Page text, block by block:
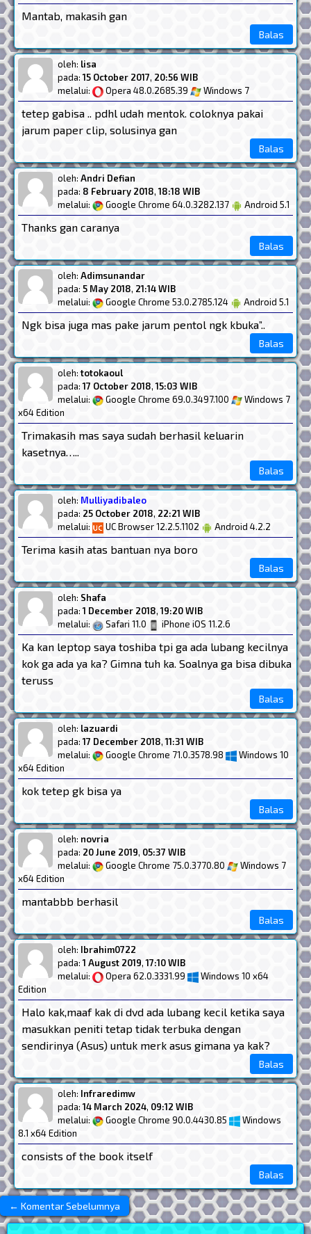
Mantab, makasih gan
Balas
oleh: lisa
pada:15 October 2017, 20:56 WIB
melalui:
Opera 48.0.2685.39 Windows 7
tetep gabisa .. pdhl udah mentok. coloknya pakai
jarum paper clip, solusinya gan
Balas
oleh: Andri Defian
pada: 8 February 2018,18:18 WIB
melalui:
Google Chrome 64.0.3282.137 Android 5.1
Thanks gan caranya
Balas
oleh: Adimsunandar
pada: 5 May 2018, 21:14 WIB
melalui:
Google Chrome 53.0.2785.124 Android 5.1
Ngk bisa juga mas pake jarum pentol ngk kbuka”..
Balas
oleh:totokaoul
pada:17 October 2018,15:03 WIB
melalui:
Google Chrome 69.0.3497.100
Windows 7
x64 Edition
Trimakasih mas saya sudah berhasil keluarin
kasetnya…..
Balas
oleh: Mulliyadibaleo
pada: 25 October 2018, 22:21 WIB
melalui:
UC Browser 12.2.5.1102 Android 4.2.2
Terima kasih atas bantuan nya boro
Balas
oleh: Shafa
pada:1 December 2018,19:20 WIB
melalui:
Safari 11.0 iPhone iOS 11.2.6
Ka kan leptop saya toshiba tpi ga ada lubang kecilnya
kok ga ada ya ka? Gimna tuh ka. Soalnya ga bisa dibuka
teruss
Balas
oleh: lazuardi
pada:17 December 2018,11:31 WIB
melalui:
Google Chrome 71.0.3578.98
Windows 10
x64 Edition
kok tetep gk bisa ya
Balas
oleh: novria
pada: 20 June 2019, 05:37 WIB
melalui:
Google Chrome 75.0.3770.80
Windows 7
x64 Edition
mantabbb berhasil
Balas
oleh: Ibrahim0722
pada:1 August 2019,17:10 WIB
melalui:
Opera 62.0.3331.99
Windows 10 x64
Edition
Halo kak,maaf kak di dvd ada lubang kecil ketika saya
masukkan peniti tetap tidak terbuka dengan
sendirinya (Asus) untuk merk asus gimana ya kak?
Balas
oleh: Infraredimw
pada:14 March 2024, 09:12 WIB
melalui:
Google Chrome 90.0.4430.85
Windows
8.1 x64 Edition
consists of the book itself
Balas
Navigasi Komentar Bawah
← Komentar Sebelumnya